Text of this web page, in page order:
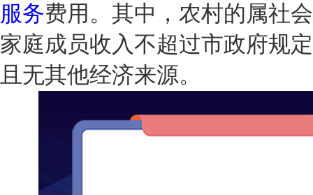
服务费用。其中，农村的属社
家庭成员收入不超过市政府规
且无其他经济来源。